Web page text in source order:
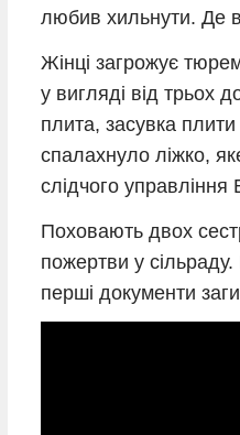
любив хильнути. Де
Жінці загрожує
у вигляді від трьох
плита, засувка
спалахнуло ліжко,
слідчого управління
Поховають двох
пожертви у
перші документи